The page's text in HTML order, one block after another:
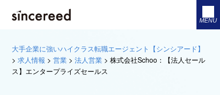
MENU
大手企業に強いハイクラス転職エージェント【シンシアード】
> 求人情報 > 営業 > 法人営業 > 株式会社Schoo：【法人セール
ス】エンタープライズセールス